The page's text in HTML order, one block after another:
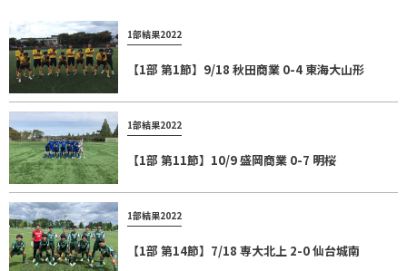
1部結果2022
【1部 第1節】9/18 秋田商業 0-4 東海大山形
1部結果2022
【1部 第11節】10/9 盛岡商業 0-7 明桜
1部結果2022
【1部 第14節】7/18 専大北上 2-0 仙台城南